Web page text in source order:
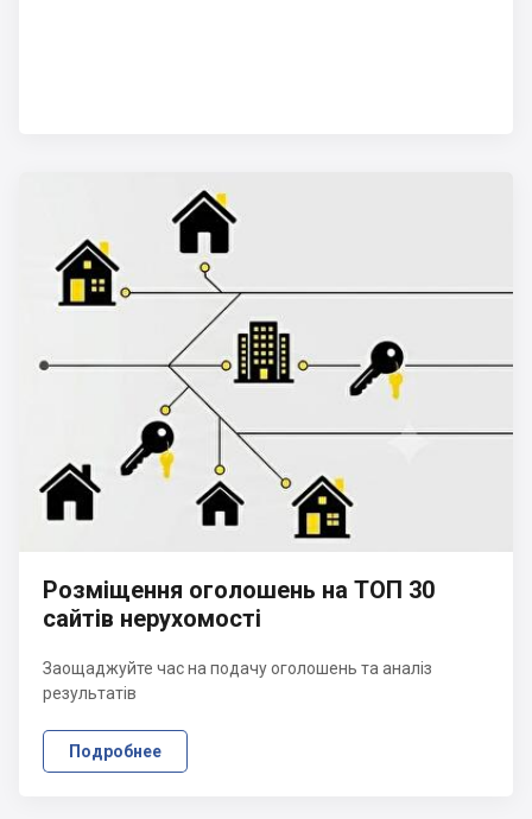
Розміщення оголошень на ТОП 30
сайтів нерухомості
Заощаджуйте час на подачу оголошень та аналіз
результатів
Подробнее